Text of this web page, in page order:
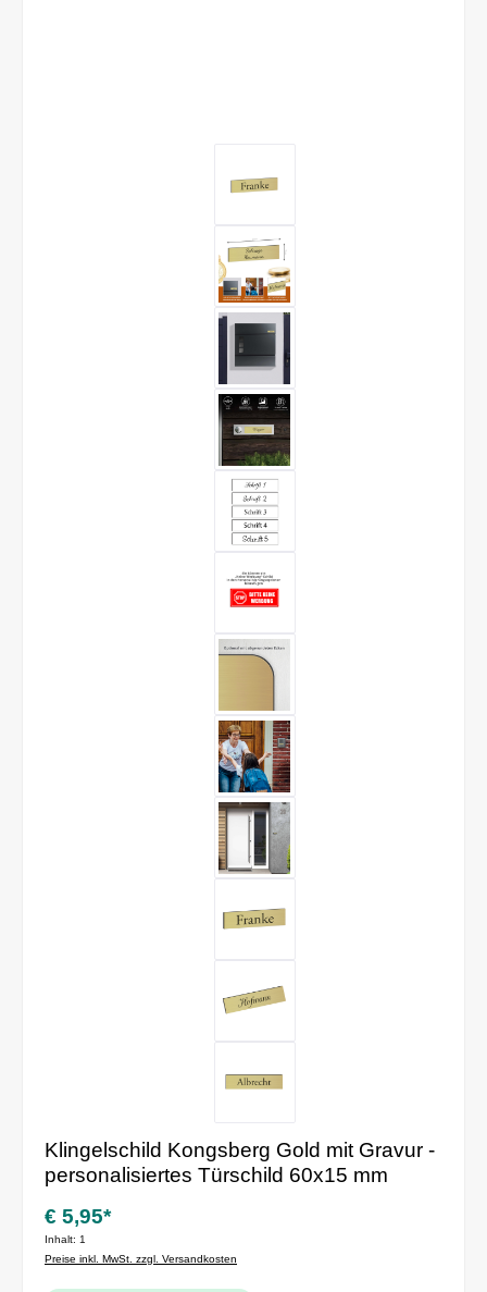
Klingelschild Kongsberg Gold mit Gravur -
personalisiertes Türschild 60x15 mm
€ 5,95*
Inhalt: 1
Preise inkl. MwSt. zzgl. Versandkosten